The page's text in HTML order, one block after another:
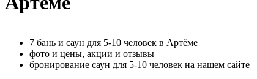
7 бань и саун для 5-10 человек в Артёме
фото и цены, акции и отзывы
бронирование саун для 5-10 человек на нашем сайте